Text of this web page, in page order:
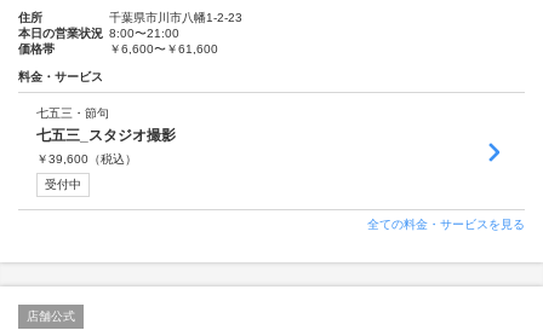
住所
千葉県市川市八幡1-2-23
本日の営業状況 8:00〜21:00
価格帯
￥6,600〜￥61,600
料金・サービス
七五三・節句
七五三_スタジオ撮影
￥39,600 （税込）
受付中
全ての料金・サービスを見る
店舗公式